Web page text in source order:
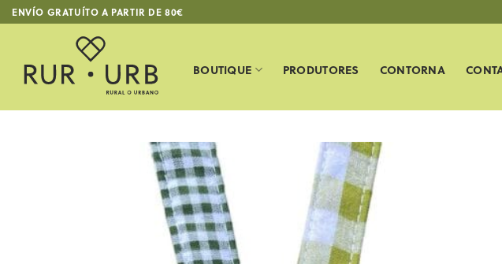
Skip
to
ENVÍO GRATUÍTO A PARTIR DE 80€
BOUTIQUE PRODUTORES CONTORNA